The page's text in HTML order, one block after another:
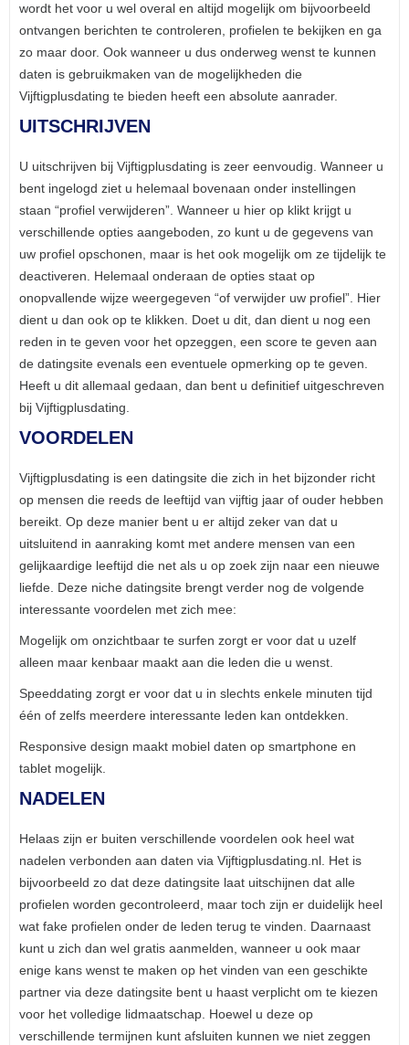
wordt het voor u wel overal en altijd mogelijk om bijvoorbeeld
ontvangen berichten te controleren, profielen te bekijken en ga
zo maar door. Ook wanneer u dus onderweg wenst te kunnen
daten is gebruikmaken van de mogelijkheden die
Vijftigplusdating te bieden heeft een absolute aanrader.
UITSCHRIJVEN
U uitschrijven bij Vijftigplusdating is zeer eenvoudig. Wanneer u
bent ingelogd ziet u helemaal bovenaan onder instellingen
staan “profiel verwijderen”. Wanneer u hier op klikt krijgt u
verschillende opties aangeboden, zo kunt u de gegevens van
uw profiel opschonen, maar is het ook mogelijk om ze tijdelijk te
deactiveren. Helemaal onderaan de opties staat op
onopvallende wijze weergegeven “of verwijder uw profiel”. Hier
dient u dan ook op te klikken. Doet u dit, dan dient u nog een
reden in te geven voor het opzeggen, een score te geven aan
de datingsite evenals een eventuele opmerking op te geven.
Heeft u dit allemaal gedaan, dan bent u definitief uitgeschreven
bij Vijftigplusdating.
VOORDELEN
Vijftigplusdating is een datingsite die zich in het bijzonder richt
op mensen die reeds de leeftijd van vijftig jaar of ouder hebben
bereikt. Op deze manier bent u er altijd zeker van dat u
uitsluitend in aanraking komt met andere mensen van een
gelijkaardige leeftijd die net als u op zoek zijn naar een nieuwe
liefde. Deze niche datingsite brengt verder nog de volgende
interessante voordelen met zich mee:
Mogelijk om onzichtbaar te surfen zorgt er voor dat u uzelf
alleen maar kenbaar maakt aan die leden die u wenst.
Speeddating zorgt er voor dat u in slechts enkele minuten tijd
één of zelfs meerdere interessante leden kan ontdekken.
Responsive design maakt mobiel daten op smartphone en
tablet mogelijk.
NADELEN
Helaas zijn er buiten verschillende voordelen ook heel wat
nadelen verbonden aan daten via Vijftigplusdating.nl. Het is
bijvoorbeeld zo dat deze datingsite laat uitschijnen dat alle
profielen worden gecontroleerd, maar toch zijn er duidelijk heel
wat fake profielen onder de leden terug te vinden. Daarnaast
kunt u zich dan wel gratis aanmelden, wanneer u ook maar
enige kans wenst te maken op het vinden van een geschikte
partner via deze datingsite bent u haast verplicht om te kiezen
voor het volledige lidmaatschap. Hoewel u deze op
verschillende termijnen kunt afsluiten kunnen we niet zeggen